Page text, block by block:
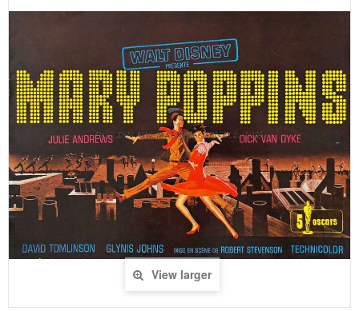
View larger